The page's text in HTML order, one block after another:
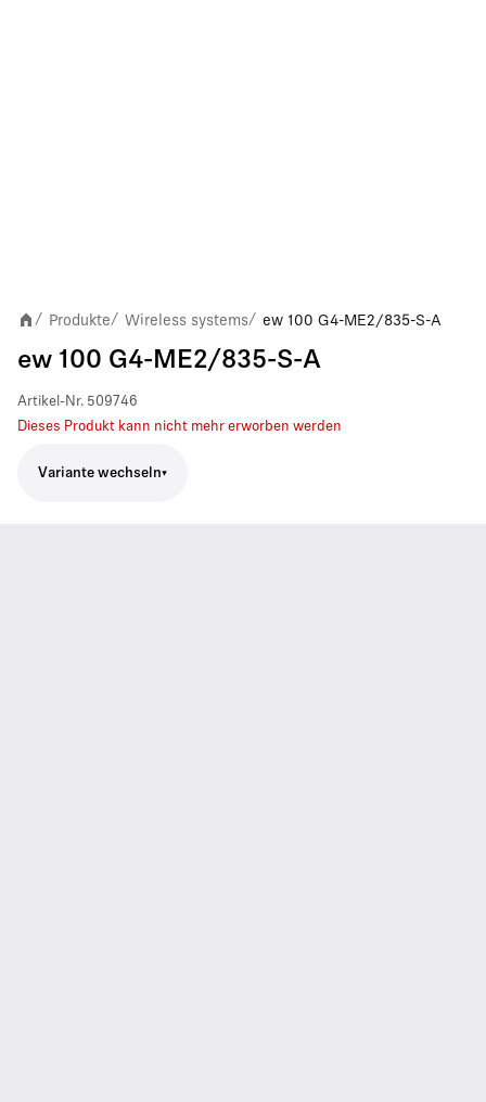
/ Produkte/ Wireless systems/ ew 100 G4-ME2/835-S-A
ew 100 G4-ME2/835-S-A
Artikel-Nr. 509746
Dieses Produkt kann nicht mehr erworben werden
Variante wechseln